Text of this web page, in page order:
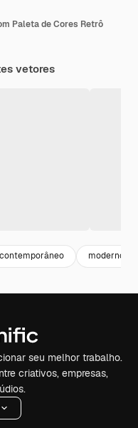
Paleta de Cores Retrô
vetores
contemporâneo moderno
seu melhor trabalho.
criativos, empresas,